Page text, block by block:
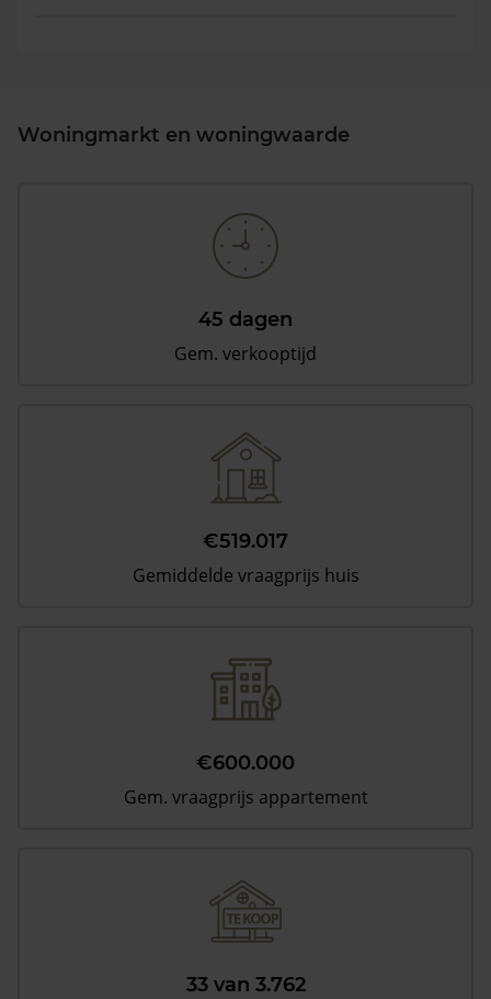
Woningmarkt en woningwaarde
45 dagen
Gem. verkooptijd
€519.017
Gemiddelde vraagprijs huis
€600.000
Gem. vraagprijs appartement
33 van 3.762